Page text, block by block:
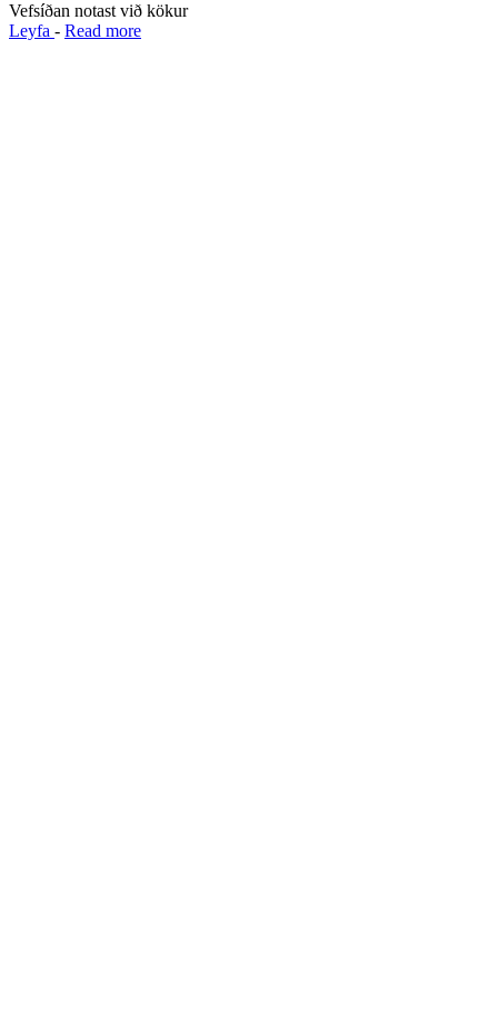
Vefsíðan notast við kökur
Leyfa - Read more